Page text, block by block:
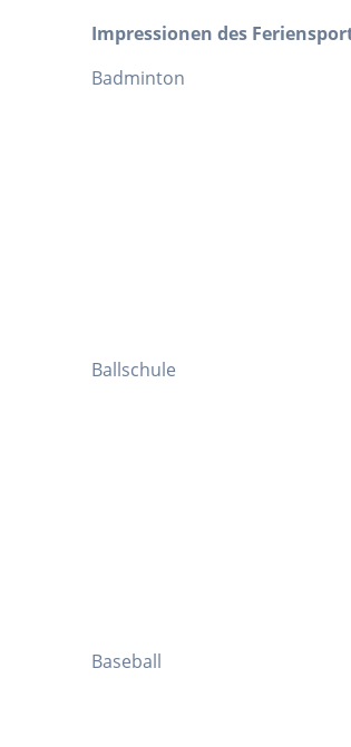
Impressionen des
Badminton
Ballschule
Baseball